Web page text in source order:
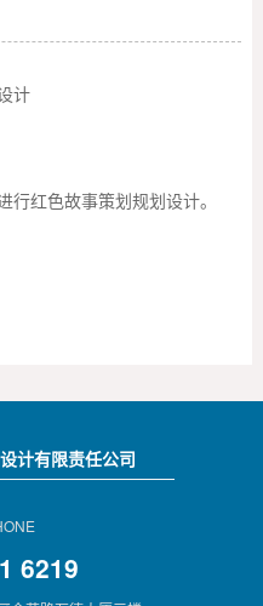
计
行红色故事策划规划设计。
计有限责任公司
6219